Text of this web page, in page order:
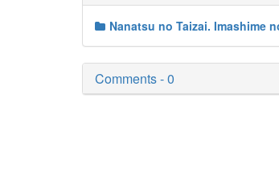
Nanatsu no Taizai. Imashime
Comments - 0